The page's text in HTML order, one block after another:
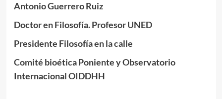
Antonio Guerrero Ruiz
Doctor en Filosofía. Profesor UNED
Presidente Filosofía en la calle
Comité bioética Poniente y Observatorio
Internacional OIDDHH